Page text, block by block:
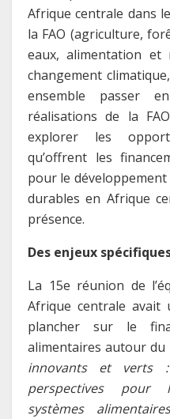
Afrique centrale dans
la FAO (agriculture,
eaux, alimentation et
changement
ensemble passer
réalisations de la
explorer les
qu’offrent les
pour le
durables en Afrique
présence.
Des enjeux
La 15e réunion de
Afrique centrale avait
plancher sur le
alimentaires autour du
innovants et verts
perspectives pour
systèmes